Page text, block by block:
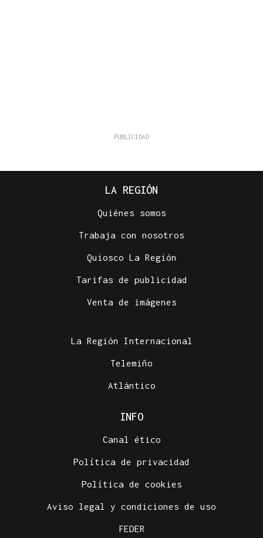
LA REGIÓN
Quiénes somos
Trabaja con nosotros
Quiosco La Región
Tarifas de publicidad
Venta de imágenes
La Región Internacional
Telemiño
Atlántico
INFO
Canal ético
Política de privacidad
Política de cookies
Aviso legal y condiciones de uso
FEDER